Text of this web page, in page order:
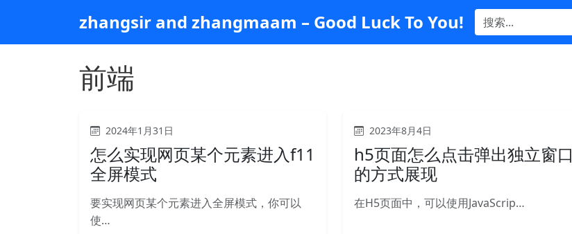
主
zhangsir and zhangmaam – Good Luck To You!
前端
2024年1月31日
怎么实现网页某个元素进入f11
全屏模式
要实现网页某个元素进入全屏模式，你可以
使…
2023年8月4日
h5页面怎么点击弹出独立窗口
的方式展现
在H5页面中，可以使用JavaScrip…